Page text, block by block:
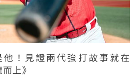
！見證兩代強打故事就在
上》